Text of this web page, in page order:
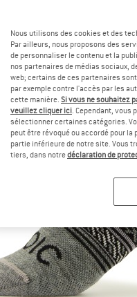
Nous utilisons des cookies et des
Par ailleurs, nous proposons des
de personnaliser le contenu et la
nos partenaires de médias sociaux,
web; certains de ces partenaires
par exemple contre l'accès par les
cette manière. Si vous ne souhaitez
veuillez cliquer ici. Cependant, vous
sélectionner certaines catégories.
peut être révoqué ou accordé pour
partie inférieure de notre site. Vous
tiers, dans notredéclaration de